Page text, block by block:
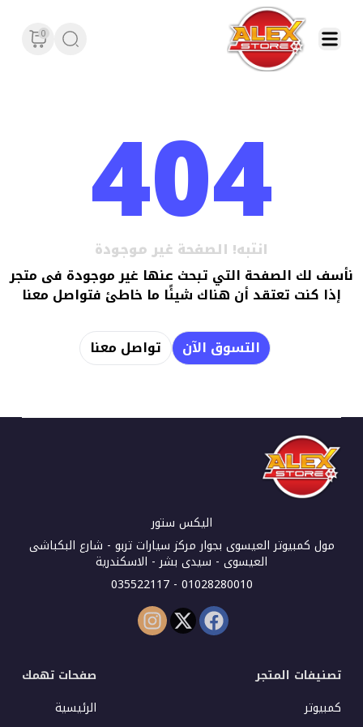
0
404
انتبه! الصفحة غير موجودة
نأسف لك الصفحة التي تبحث عنها غير موجودة فى متجر
إذا كنت تعتقد أن هناك شيئًا ما خاطئ فتواصل معنا
التسوق الآن تواصل معنا
اليكس ستور
مول كمبيوتر العيسوى بجوار مركز سيارات تربو - شارع البكباشى
العيسوى - سيدى بشر - الاسكندرية
01028280010 - 035522117
تصنيفات المتجر
كمبيوتر
صفحات تهمك
الرئيسية